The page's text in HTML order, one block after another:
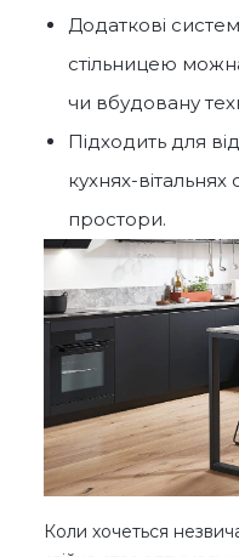
Додаткові
стільницею
чи вбудовану
Підходить для
кухнях-
простори.
Коли хочеться